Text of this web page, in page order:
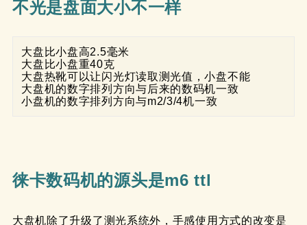
不光是盘面大小不一样
大盘比小盘高2.5毫米
大盘比小盘重40克
大盘热靴可以让闪光灯读取测光值，小盘不能
大盘机的数字排列方向与后来的数码机一致
小盘机的数字排列方向与m2/3/4机一致
徕卡数码机的源头是m6 ttl
大盘机除了升级了测光系统外，手感使用方式的改变是